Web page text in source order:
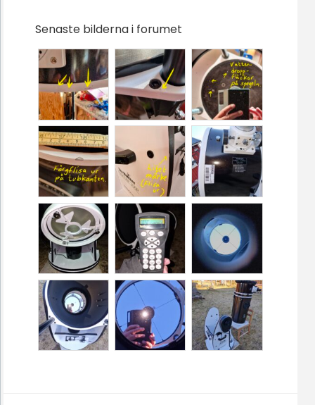
Senaste bilderna i forumet